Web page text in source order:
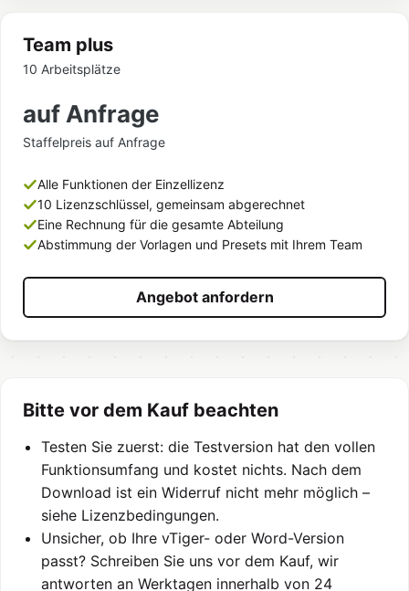
Team plus
10 Arbeitsplätze
auf Anfrage
Staffelpreis auf Anfrage
Alle Funktionen der Einzellizenz
10 Lizenzschlüssel, gemeinsam abgerechnet
Eine Rechnung für die gesamte Abteilung
Abstimmung der Vorlagen und Presets mit Ihrem Team
Angebot anfordern
Bitte vor dem Kauf beachten
Testen Sie zuerst: die Testversion hat den vollen
Funktionsumfang und kostet nichts. Nach dem
Download ist ein Widerruf nicht mehr möglich –
siehe Lizenzbedingungen.
Unsicher, ob Ihre vTiger- oder Word-Version
passt? Schreiben Sie uns vor dem Kauf, wir
antworten an Werktagen innerhalb von 24